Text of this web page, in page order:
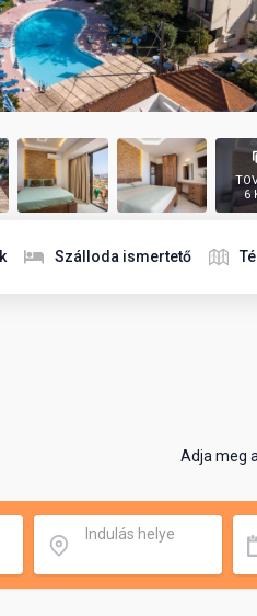
6
Szálloda ismertető
Adja meg
Indulás helye